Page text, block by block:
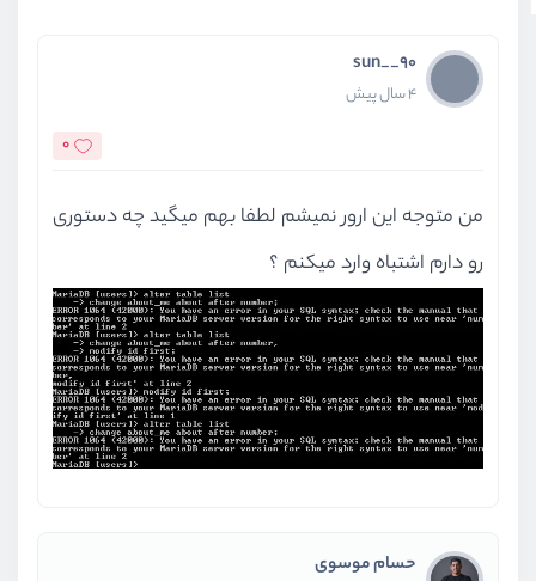
sun__90
4 سال پیش
0
من متوجه این ارور نمیشم لطفا بهم میگید چه دستوری
رو دارم اشتباه وارد میکنم ؟
حسام موسوی